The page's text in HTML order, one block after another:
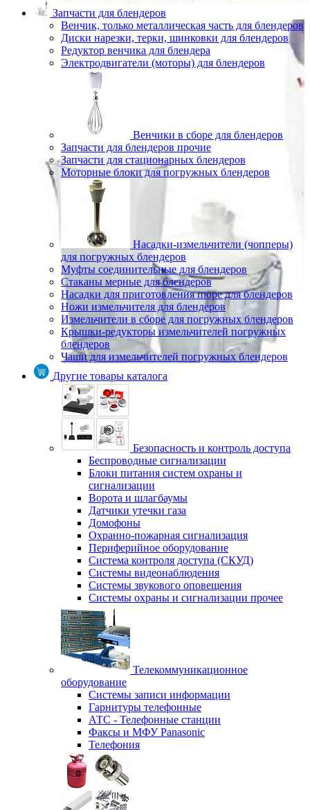
Запчасти для блендеров
Венчик, только металлическая часть для блендеров
Диски нарезки, терки, шинковки для блендеров
Редуктор венчика для блендера
Электродвигатели (моторы) для блендеров
Венчики в сборе для блендеров
Запчасти для блендеров прочие
Запчасти для стационарных блендеров
Моторные блоки для погружных блендеров
Насадки-измельчители (чопперы)
для погружных блендеров
Муфты соединительные для блендеров
Стаканы мерные для блендеров
Насадки для приготовления пюре для блендеров
Ножи измельчителя для блендеров
Измельчители в сборе для погружных блендеров
Крышки-редукторы измельчителей погружных
блендеров
Чаши для измельчителей погружных блендеров
Другие товары каталога
Безопасность и контроль доступа
Беспроводные сигнализации
Блоки питания систем охраны и
сигнализации
Ворота и шлагбаумы
Датчики утечки газа
Домофоны
Охранно-пожарная сигнализация
Периферийное оборудование
Система контроля доступа (СКУД)
Системы видеонаблюдения
Системы звукового оповещения
Системы охраны и сигнализации прочее
Телекоммуникационное
оборудование
Системы записи информации
Гарнитуры телефонные
АТС - Телефонные станции
Факсы и МФУ Panasonic
Телефония